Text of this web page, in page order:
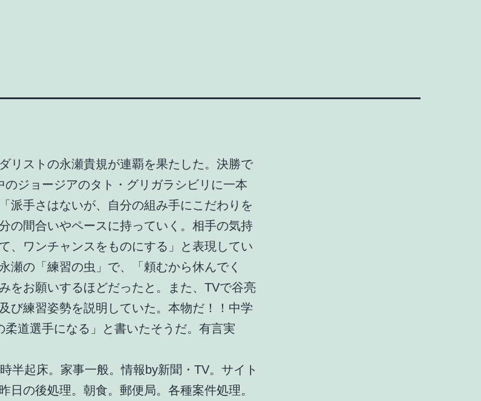
リストの永瀬貴規が連覇を果たした。決勝で
のジョージアのタト・グリガラシビリに一本
派手さはないが、自分の組み手にこだわりを
の間合いやペースに持っていく。相手の気持
、ワンチャンスをものにする」と表現してい
瀬の「練習の虫」で、「頼むから休んでく
をお願いするほどだったと。また、TVで谷亮
び練習姿勢を説明していた。本物だ！！中学
柔道選手になる」と書いたそうだ。有言実
半起床。家事一般。情報by新聞・TV。サイト
日の後処理。朝食。郵便局。各種案件処理。